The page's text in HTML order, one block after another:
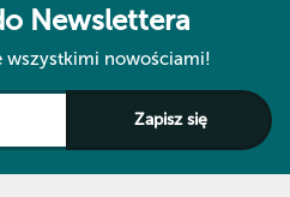
Newslettera
wszystkimi nowościami!